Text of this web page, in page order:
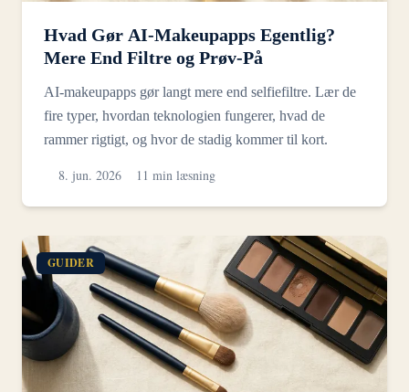
Hvad Gør AI-Makeupapps Egentlig?
Mere End Filtre og Prøv-På
AI-makeupapps gør langt mere end selfiefiltre. Lær de
fire typer, hvordan teknologien fungerer, hvad de
rammer rigtigt, og hvor de stadig kommer til kort.
8. jun. 2026 11 min læsning
GUIDER